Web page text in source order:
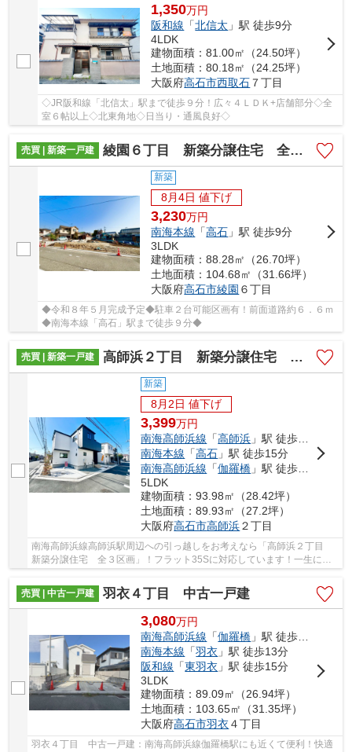
1,350万円
阪和線 「北信太 」駅 徒歩9分
4LDK
建物面積：81.00㎡（24.50坪）
土地面積：80.18㎡（24.25坪）
大阪府高石市西取石 ７丁目
◇JR阪和線「北信太」駅まで徒歩９分！広々４ＬＤＫ+店舗部分◇全
室６帖以上◇北東角地◇日当り・通風良好◇
売買 | 新築一戸建 綾園６丁目 新築分譲住宅 全３区画
新築
8月4日 値下げ
3,230万円
南海本線 「高石 」駅 徒歩9分
3LDK
建物面積：88.28㎡（26.70坪）
土地面積：104.68㎡（31.66坪）
大阪府高石市綾園 ６丁目
◆令和８年５月完成予定◆駐車２台可能区画有！前面道路約６．６ｍ
◆南海本線「高石」駅まで徒歩９分◆
売買 | 新築一戸建 高師浜２丁目 新築分譲住宅 全３区画
新築
8月2日 値下げ
3,399万円
南海高師浜線 「高師浜 」駅 徒歩4分
南海本線 「高石 」駅 徒歩15分
南海高師浜線 「伽羅橋 」駅 徒歩7分
5LDK
建物面積：93.98㎡（28.42坪）
土地面積：89.93㎡（27.2坪）
大阪府高石市高師浜２丁目
南海高師浜線高師浜駅周辺への引っ越しをお考えなら「高師浜２丁目
新築分譲住宅 全３区画」！フラット35Sに対応しています！一生に一
度のマイホーム探しは、ぜひ新築戸建てで！モニ...
売買 | 中古一戸建
羽衣４丁目 中古一戸建
3,080万円
南海高師浜線 「伽羅橋 」駅 徒歩8分
南海本線 「羽衣 」駅 徒歩13分
阪和線 「東羽衣 」駅 徒歩15分
3LDK
建物面積：89.09㎡（26.94坪）
土地面積：103.65㎡（31.35坪）
大阪府高石市羽衣４丁目
羽衣４丁目 中古一戸建：南海高師浜線伽羅橋駅にも近くて便利！快適